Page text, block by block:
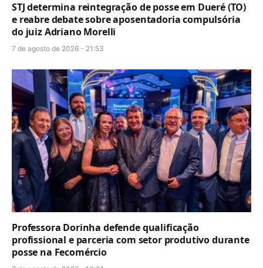
STJ determina reintegração de posse em Dueré (TO)
e reabre debate sobre aposentadoria compulsória
do juiz Adriano Morelli
7 de agosto de 2026 - 21:53
Professora Dorinha defende qualificação
profissional e parceria com setor produtivo durante
posse na Fecomércio